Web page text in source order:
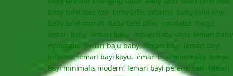
baby tafel ikea aza, baby tafel informa, baby tafel kayu,
baby tafel murah, baby tafel pliko, cocolatte, harga
lemari baby, lemari baby, lemari baby kayu, lemari baby
minimalis, lemari baju baby,lemari bayi, lemari bayi
informa,lemari bayi kayu, lemari bayi minimalis, lemari
bayi minimalis modern, lemari bayi perempuan, lemari